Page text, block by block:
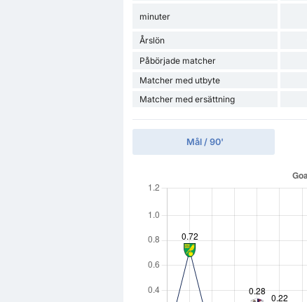
minuter
Årslön
Påbörjade matcher
Matcher med utbyte
Matcher med ersättning
Mål / 90'